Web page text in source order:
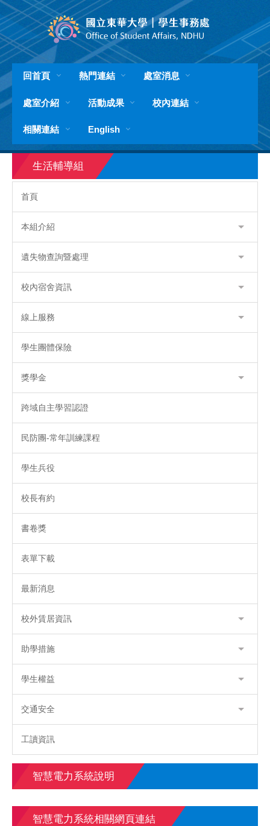
跳
到
主
要
內
容
區
回首頁 熱門連結 處室消息
處室介紹 活動成果 校內連結
相關連結 English
生活輔導組
首頁
本組介紹
遺失物查詢暨處理
校內宿舍資訊
線上服務
學生團體保險
獎學金
跨域自主學習認證
民防團-常年訓練課程
學生兵役
校長有約
書卷獎
表單下載
最新消息
校外賃居資訊
助學措施
學生權益
交通安全
工讀資訊
智慧電力系統說明
智慧電力系統相關網頁連結